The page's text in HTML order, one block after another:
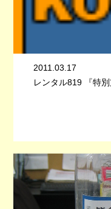
2011.03.17
レンタル819 『特